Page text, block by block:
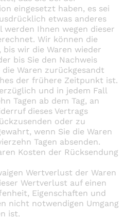
eingesetzt haben, es sei
etwas anderes
Ihnen wegen dieser
Wir können die
bis wir die Waren wieder
bis Sie den Nachweis
Waren zurückgesandt
der frühere Zeitpunkt ist.
und in jedem Fall
Tagen ab dem Tag, an
dieses Vertrags
oder zu
wenn Sie die Waren
Tagen absenden.
Kosten der Rücksendung
Wertverlust der Waren
Wertverlust auf einen
Eigenschaften und
nicht notwendigen Umgang
ist.